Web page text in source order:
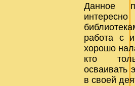
Данное
работа с
хорошо
кто
осваивать
в своей